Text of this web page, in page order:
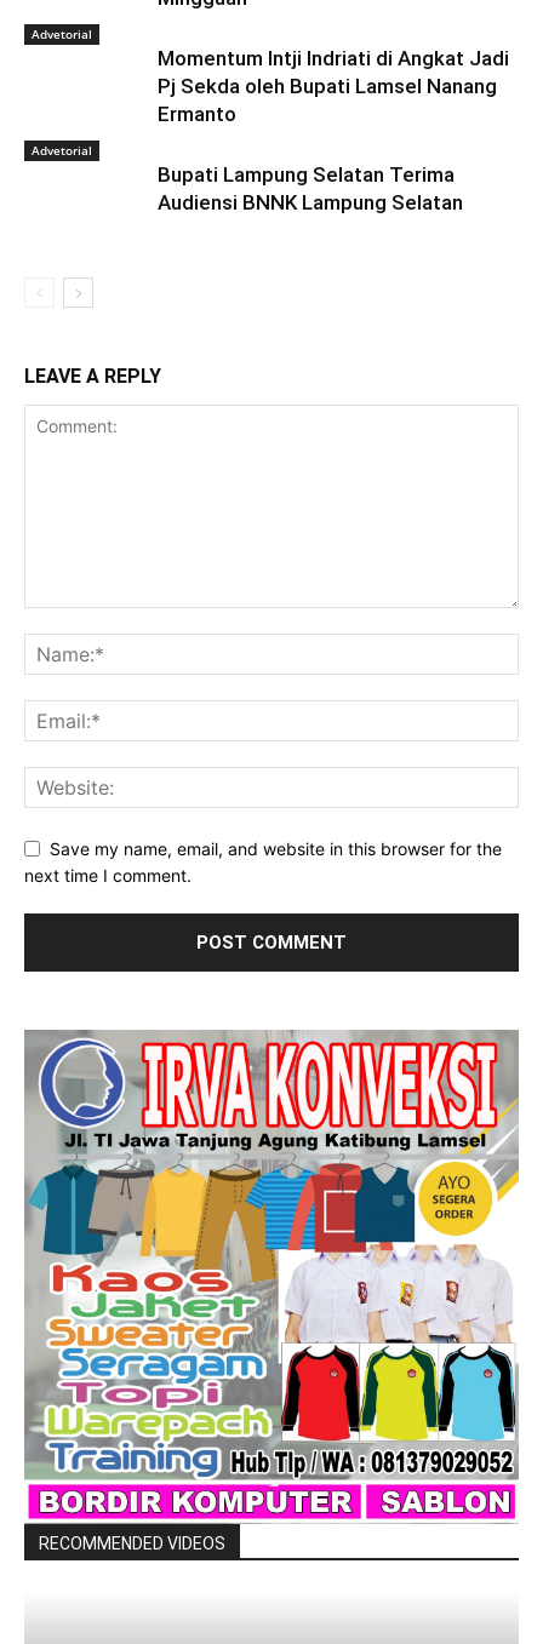
Advetorial
Momentum Intji Indriati di Angkat Jadi
Pj Sekda oleh Bupati Lamsel Nanang
Ermanto
Advetorial
Bupati Lampung Selatan Terima
Audiensi BNNK Lampung Selatan
LEAVE A REPLY
Save my name, email, and website in this browser for the
next time I comment.
RECOMMENDED VIDEOS